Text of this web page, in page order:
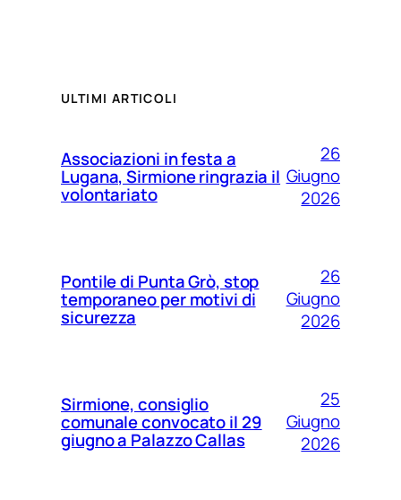
ULTIMI ARTICOLI
Associazioni in festa a
Lugana, Sirmione ringrazia il
volontariato
26
Giugno
2026
Pontile di Punta Grò, stop
temporaneo per motivi di
sicurezza
26
Giugno
2026
Sirmione, consiglio
comunale convocato il 29
giugno a Palazzo Callas
25
Giugno
2026